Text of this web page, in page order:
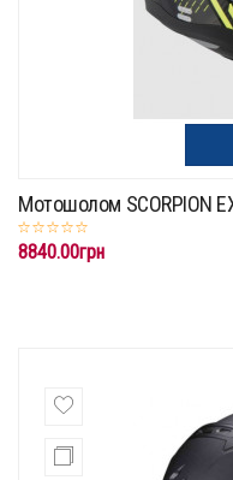
Мотошолом SCORPION
8840.00грн